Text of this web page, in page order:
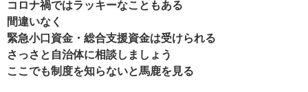
コロナ禍ではラッキーなこともある
間違いなく
緊急小口資金・総合支援資金は受けられる
さっさと自治体に相談しましょう
ここでも制度を知らないと馬鹿を見る